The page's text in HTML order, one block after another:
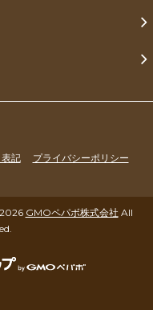
記 プライバシーポリシー
GMOペパボ株式会社 All